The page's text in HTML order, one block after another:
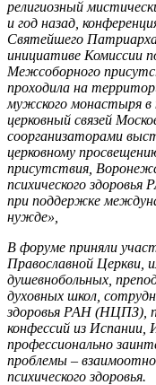
религиозный
и год назад,
Святейшего Патриарха
инициативе Комиссии
Межсоборного
проходила на
мужского монастыря в
церковный связей
соорганизаторами
церковному
присутствия,
психического
при поддержке
нужде»,
В форуме приняли
Православной Церкви,
душевнобольных,
духовных школ,
здоровья РАН (НЦПЗ),
конфессий из
профессионально
проблемы –
психического здоровья.